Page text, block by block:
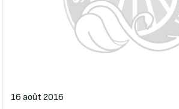
16 août 2016